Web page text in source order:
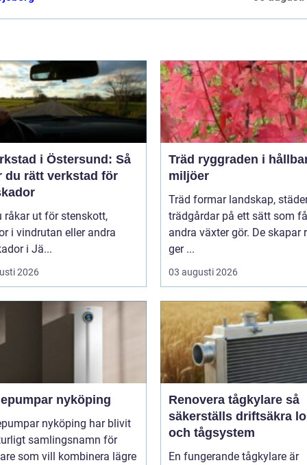
i Östersund: Så
du rätt verkstad för
råkar ut för stenskott,
i vindrutan eller andra
i Jä...
2026
Träd ryggraden i hållbara
miljöer
Träd formar landskap,
trädgårdar på ett sätt som få
andra växter gör. De skapar
ger ...
03 augusti 2026
nyköping
nyköping har blivit
samlingsnamn för
som vill kombinera lägre
Renovera tågkylare så
säkerställs driftsäkra
och tågsystem
En fungerande tågkylare är